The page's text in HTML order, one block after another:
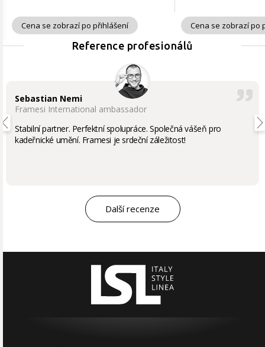
Cena se zobrazí po přihlášení Cena se zobrazí po
Reference profesionálů
Sebastian Nemi
Framesi International ambassador
Stabilní partner. Perfektní spolupráce. Společná vášeň pro
kadeřnické umění. Framesi je srdeční záležitost!
Další recenze